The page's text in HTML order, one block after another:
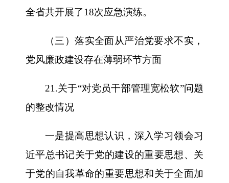
全省共开展了18次应急演练。
（三）落实全面从严治党要求不实，
党风廉政建设存在薄弱环节方面
21.关于“对党员干部管理宽松软”问题
的整改情况
一是提高思想认识，深入学习领会习
近平总书记关于党的建设的重要思想、关
于党的自我革命的重要思想和关于全面加